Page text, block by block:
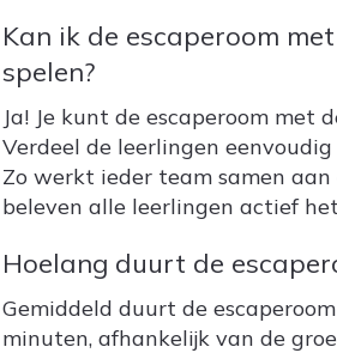
Kan ik de escaperoom
spelen?
Ja! Je kunt de escaperoom met
Verdeel de leerlingen
Zo werkt ieder team samen
beleven alle leerlingen actief
Hoelang duurt de
Gemiddeld duurt de
minuten, afhankelijk van de